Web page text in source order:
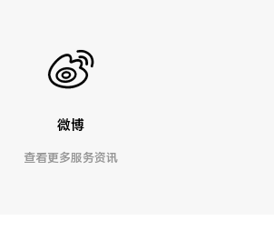
微博
查看更多服务资讯